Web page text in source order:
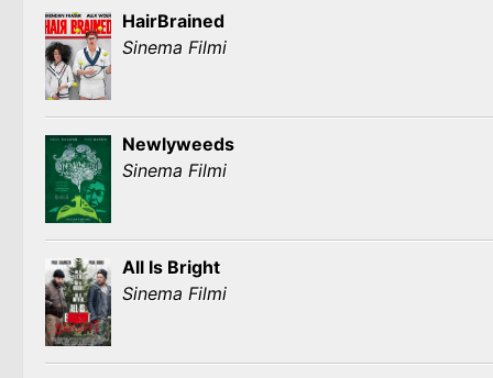
HairBrained
Sinema Filmi
Newlyweeds
Sinema Filmi
All Is Bright
Sinema Filmi